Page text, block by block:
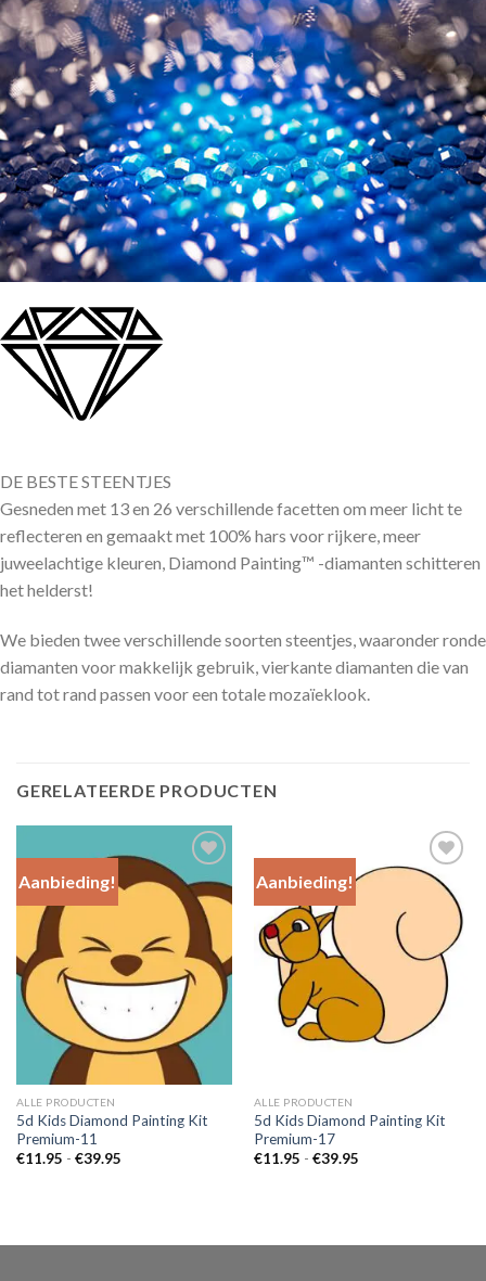
DE BESTE STEENTJES
Gesneden met 13 en 26 verschillende facetten om meer licht te
reflecteren en gemaakt met 100% hars voor rijkere, meer
juweelachtige kleuren, Diamond Painting™ -diamanten schitteren
het helderst!
We bieden twee verschillende soorten steentjes, waaronder ronde
diamanten voor makkelijk gebruik, vierkante diamanten die van
rand tot rand passen voor een totale mozaïeklook.
GERELATEERDE PRODUCTEN
Aanbieding!
Add to
Wishlist
ALLE PRODUCTEN
5d Kids Diamond Painting Kit
Premium-11
€11.95 - €39.95Prijsklasse:
Aanbieding!
Wishlist
ALLE PRODUCTEN
5d Kids Diamond Painting Kit
Premium-17
€11.95 - €39.95Prijsklasse: